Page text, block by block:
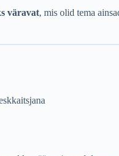
väravat, mis olid tema